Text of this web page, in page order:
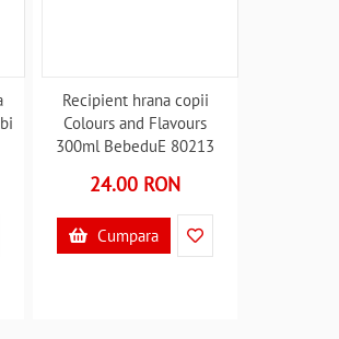
Recipient hrana copii
Colours and Flavours
300ml BebeduE 80213
24.00 RON
Cumpara